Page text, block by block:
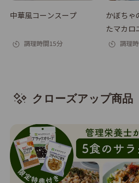
中華風コーンスープ
調理時間15分
かぼちゃ
たマカロ
調理
クローズアップ商品